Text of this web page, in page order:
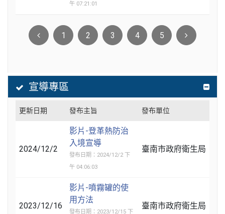
午 07:21:01
1 2 3 4 5
宣導專區
更新日期 發布主旨 發布單位
2024/12/2
影片-登革熱防治
入境宣導
發布日期：2024/12/2 下
午 04:06:03
臺南市政府衛生局
2023/12/16
影片-噴霧罐的使
用方法
發布日期：2023/12/15 下
臺南市政府衛生局